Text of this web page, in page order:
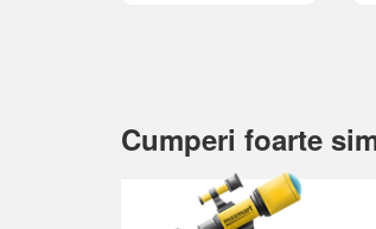
Cumperi foarte